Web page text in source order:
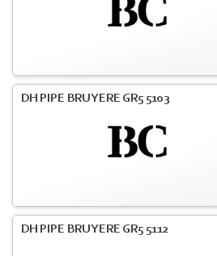
DH PIPE BRUYERE GR5 5103
DH PIPE BRUYERE GR5 5112